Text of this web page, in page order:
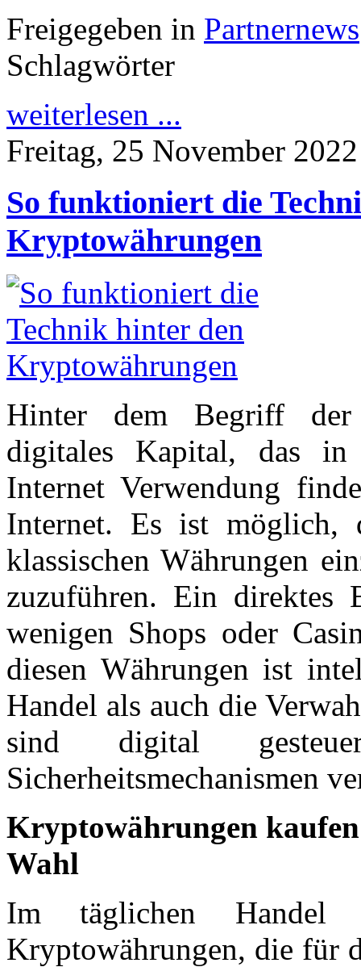
Freigegeben in Partnernews
Schlagwörter
weiterlesen ...
Freitag, 25 November
So funktioniert die
Kryptowährungen
Hinter dem Begriff der
digitales Kapital, das in
Internet Verwendung
Internet. Es ist möglich,
klassischen Währungen
zuzuführen. Ein direktes
wenigen Shops oder
diesen Währungen ist
Handel als auch die
sind digital
Sicherheitsmechanismen
Kryptowährungen
Wahl
Im täglichen
Kryptowährungen, die für